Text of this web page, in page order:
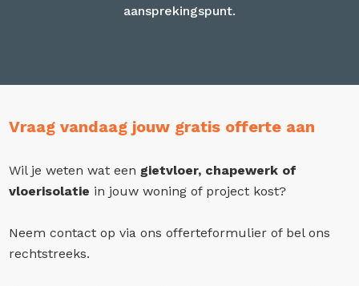
aansprekingspunt.
Vraag vandaag jouw gratis offerte aan
Wil je weten wat een gietvloer, chapewerk of
vloerisolatie in jouw woning of project kost?
Neem contact op via ons offerteformulier of bel ons
rechtstreeks.